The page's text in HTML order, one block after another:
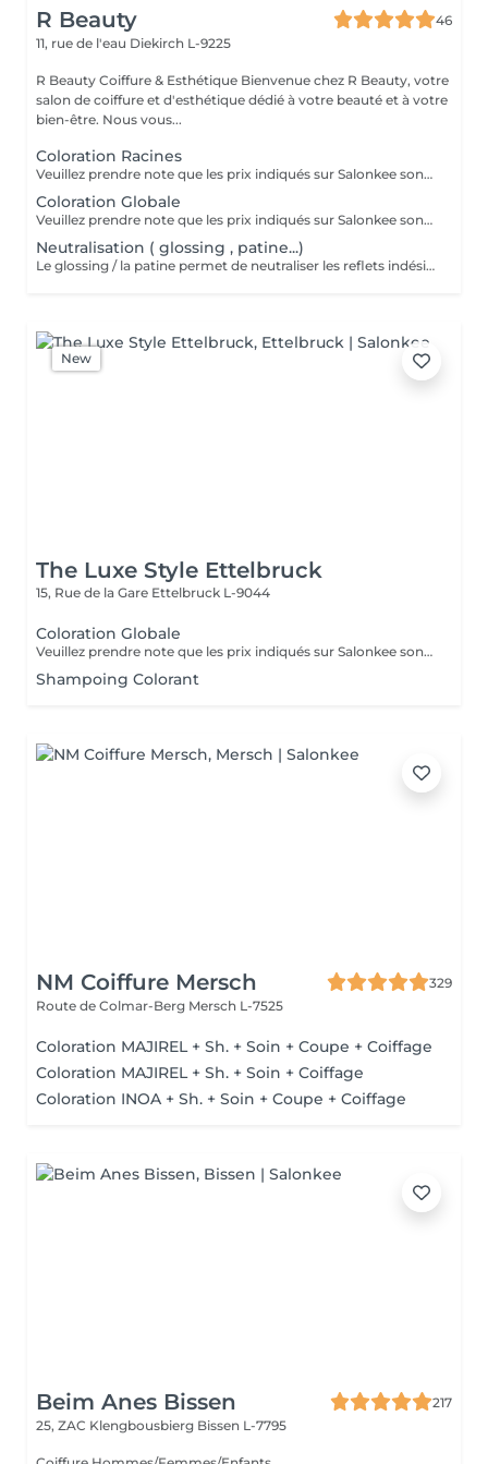
R Beauty
46
11, rue de l'eau Diekirch L-9225
R Beauty Coiffure & Esthétique Bienvenue chez R Beauty, votre
salon de coiffure et d'esthétique dédié à votre beauté et à votre
bien-être. Nous vous...
Coloration Racines
Veuillez prendre note que les prix indiqués sur Salonkee sont communiqués à titre informatif et s'entendent de base. Ces derniers sont susceptibles de varier selon le diagnostic réalisé à votre arrivée au salon et l'expertise du professionnel à qui vous confiez votre beauté. Dans tous les cas, un devis précis vous sera proposé et toutes réalisations de prestations seront effectuées avec votre accord. Un grand merci d'avance pour votre compréhension. Au plaisir de vous recevoir très vite.
Coloration Globale
Veuillez prendre note que les prix indiqués sur Salonkee sont communiqués à titre informatif et s'entendent de base. Ces derniers sont susceptibles de varier selon le diagnostic réalisé à votre arrivée au salon et l'expertise du professionnel à qui vous confiez votre beauté. Dans tous les cas, un devis précis vous sera proposé et toutes réalisations de prestations seront effectuées avec votre accord. Un grand merci d'avance pour votre compréhension. Au plaisir de vous recevoir très vite.
Neutralisation ( glossing , patine...)
Le glossing / la patine permet de neutraliser les reflets indésirables , raviver la couleur et apporter de la brillance aux cheveux . Idéal après un balayage , des mèches ou une coloration , ce soin ravive l`éclat de la chevelure tout en apportant une finition plus homoggène et lumineuse .
New
The Luxe Style Ettelbruck
15, Rue de la Gare Ettelbruck L-9044
Coloration Globale
Veuillez prendre note que les prix indiqués sur Salonkee sont communiqués à titre informatif et s'entendent de base. Ces derniers sont susceptibles de varier selon le diagnostic réalisé à votre arrivée au salon et l'expertise du professionnel à qui vous confiez votre beauté. Dans tous les cas, un devis précis vous sera proposé et toutes réalisations de prestations seront effectuées avec votre accord. Un grand merci d'avance pour votre compréhension. Au plaisir de vous recevoir très vite.
Shampoing Colorant
NM Coiffure Mersch
329
Route de Colmar-Berg Mersch L-7525
Coloration MAJIREL + Sh. + Soin + Coupe + Coiffage
Coloration MAJIREL + Sh. + Soin + Coiffage
Coloration INOA + Sh. + Soin + Coupe + Coiffage
Beim Anes Bissen
217
25, ZAC Klengbousbierg Bissen L-7795